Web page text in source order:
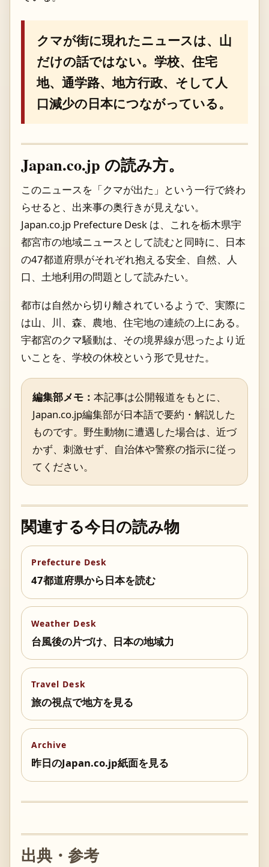
クマが街に現れたニュースは、山
だけの話ではない。学校、住宅
地、通学路、地方行政、そして人
口減少の日本につながっている。
Japan.co.jp の読み方。
このニュースを「クマが出た」という一行で終わ
らせると、出来事の奥行きが見えない。
Japan.co.jp Prefecture Desk は、これを栃木県宇
都宮市の地域ニュースとして読むと同時に、日本
の47都道府県がそれぞれ抱える安全、自然、人
口、土地利用の問題として読みたい。
都市は自然から切り離されているようで、実際に
は山、川、森、農地、住宅地の連続の上にある。
宇都宮のクマ騒動は、その境界線が思ったより近
いことを、学校の休校という形で見せた。
編集部メモ： 本記事は公開報道をもとに、
Japan.co.jp編集部が日本語で要約・解説した
ものです。野生動物に遭遇した場合は、近づ
かず、刺激せず、自治体や警察の指示に従っ
てください。
関連する今日の読み物
Prefecture Desk
47都道府県から日本を読む
Weather Desk
台風後の片づけ、日本の地域力
Travel Desk
旅の視点で地方を見る
Archive
昨日のJapan.co.jp紙面を見る
出典・参考